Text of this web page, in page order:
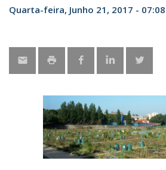
Quarta-feira, Junho 21, 2017 - 07:08